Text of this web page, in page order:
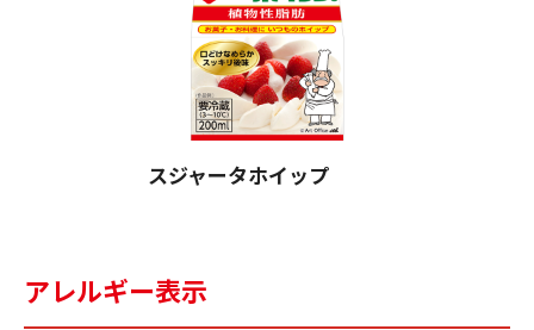
スジャータホイップ
アレルギー表示